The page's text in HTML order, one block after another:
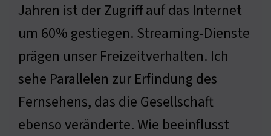
Jahren ist der Zugriff auf das Internet
um 60% gestiegen. Streaming-Dienste
prägen unser Freizeitverhalten. Ich
sehe Parallelen zur Erfindung des
Fernsehens, das die Gesellschaft
ebenso veränderte. Wie beeinflusst